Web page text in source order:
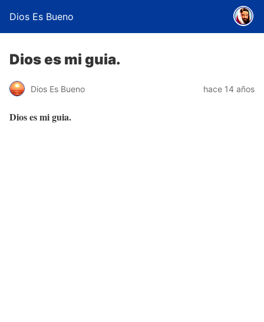
Dios Es Bueno
Dios es mi guia.
Dios Es Bueno hace 14 años
Dios es mi guia.